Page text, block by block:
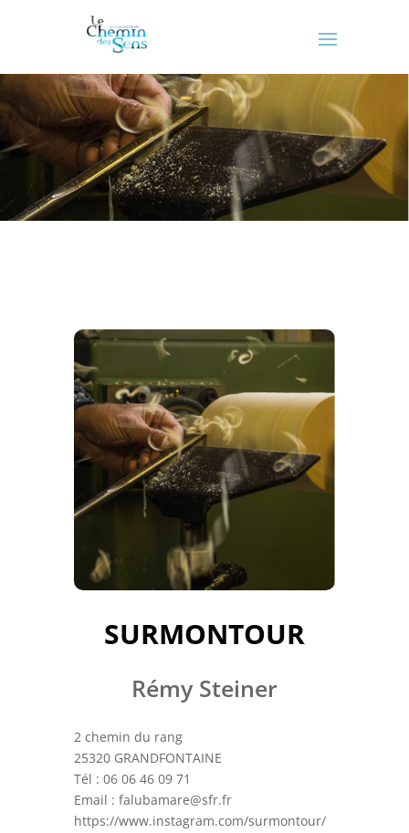
SURMONTOUR
Rémy Steiner
2 chemin du rang
25320 GRANDFONTAINE
Tél : 06 06 46 09 71
Email : falubamare@sfr.fr
https://www.instagram.com/surmontour/